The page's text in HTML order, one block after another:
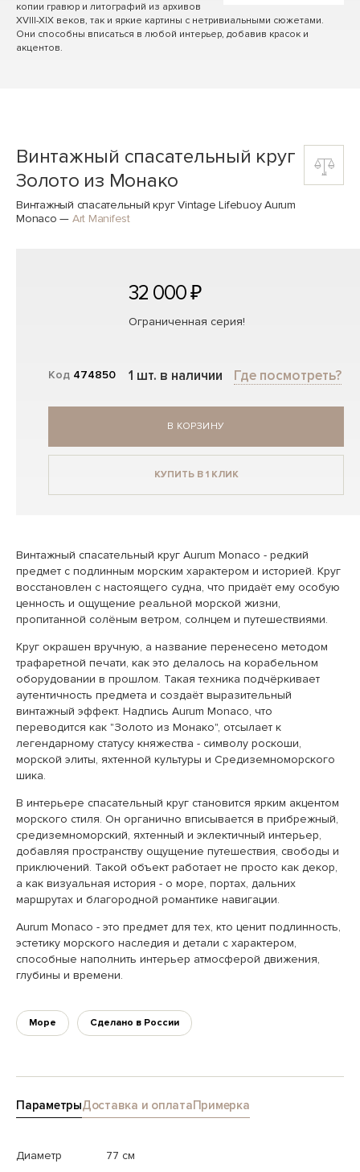
копии гравюр и литографий из архивов
XVIII-XIX веков, так и яркие картины с нетривиальными сюжетами.
Они способны вписаться в любой интерьер, добавив красок и
акцентов.
Винтажный спасательный круг
Золото из Монако
Винтажный спасательный круг Vintage Lifebuoy Aurum
Monaco — Art Manifest
Код 474850
32 000 ₽
Ограниченная серия!
1 шт. в наличии Где посмотреть?
В КОРЗИНУ
КУПИТЬ В 1 КЛИК
Винтажный спасательный круг Aurum Monaco - редкий
предмет с подлинным морским характером и историей. Круг
восстановлен с настоящего судна, что придаёт ему особую
ценность и ощущение реальной морской жизни,
пропитанной солёным ветром, солнцем и путешествиями.
Круг окрашен вручную, а название перенесено методом
трафаретной печати, как это делалось на корабельном
оборудовании в прошлом. Такая техника подчёркивает
аутентичность предмета и создаёт выразительный
винтажный эффект. Надпись Aurum Monaco, что
переводится как "Золото из Монако", отсылает к
легендарному статусу княжества - символу роскоши,
морской элиты, яхтенной культуры и Средиземноморского
шика.
В интерьере спасательный круг становится ярким акцентом
морского стиля. Он органично вписывается в прибрежный,
средиземноморский, яхтенный и эклектичный интерьер,
добавляя пространству ощущение путешествия, свободы и
приключений. Такой объект работает не просто как декор,
а как визуальная история - о море, портах, дальних
маршрутах и благородной романтике навигации.
Aurum Monaco - это предмет для тех, кто ценит подлинность,
эстетику морского наследия и детали с характером,
способные наполнить интерьер атмосферой движения,
глубины и времени.
Море Сделано в России
ПараметрыДоставка и оплатаПримерка
Диаметр
77 см